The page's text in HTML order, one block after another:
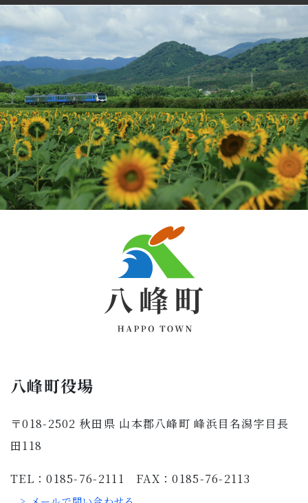
八峰町役場
〒018-2502 秋田県 山本郡八峰町 峰浜目名潟字目長
田118
TEL：0185-76-2111 FAX：0185-76-2113